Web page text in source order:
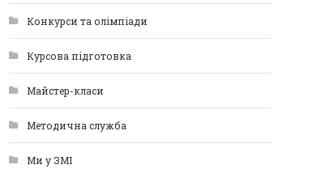
Конкурси та олімпіади
Курсова підготовка
Майстер-класи
Методична служба
Ми у ЗМІ